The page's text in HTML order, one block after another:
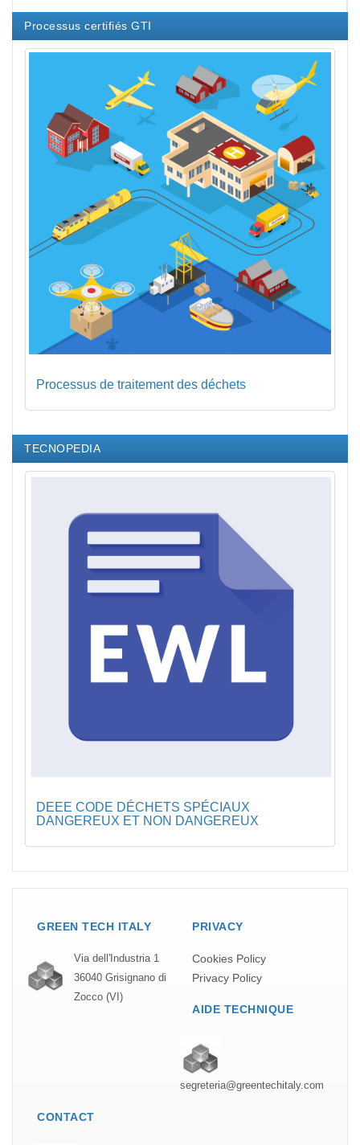
Processus certifiés GTI
Processus de traitement des déchets
TECNOPEDIA
DEEE CODE DÉCHETS SPÉCIAUX
DANGEREUX ET NON DANGEREUX
GREEN TECH ITALY
Via dell'Industria 1
36040 Grisignano di
Zocco (VI)
PRIVACY
Cookies Policy
Privacy Policy
AIDE TECHNIQUE
segreteria@greentechitaly.com
CONTACT